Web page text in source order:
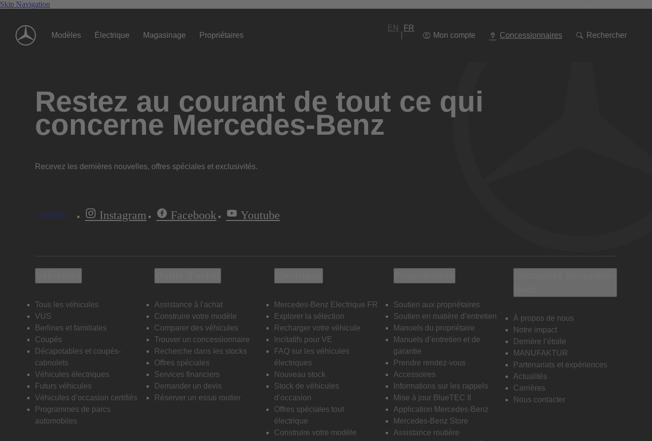
Skip Navigation
Modèles Électrique Magasinage Propriétaires
EN
FR
Mon compte
Concessionnaires Rechercher
à
Restez au courant de tout ce qui
concerne Mercedes-Benz
Recevez les dernières nouvelles, offres spéciales et exclusivités.
S'abonner Instagram Facebook Youtube
Tous les véhicules
VUS
Berlines et familiales
Coupés
Décapotables et coupés-
cabriolets
Véhicules électriques
Futurs véhicules
Véhicules d’occasion certifiés
Programmes de parcs
automobiles
Assistance à l'achat
Construire votre modèle
Comparer des véhicules
Trouver un concessionnaire
Recherche dans les stocks
Offres spéciales
Services financiers
Demander un devis
Réserver un essai routier
Mercedes-Benz Electrique FR
Explorer la sélection
Recharger votre véhicule
Incitatifs pour VE
FAQ sur les véhicules
électriques
Nouveau stock
Stock de véhicules
d’occasion
Offres spéciales tout
électrique
Construire votre modèle
Soutien aux propriétaires
Soutien en matière d’entretien
Manuels du propriétaire
Manuels d’entretien et de
garantie
Prendre rendez-vous
Accessoires
Informations sur les rappels
Mise à jour BlueTEC II
Application Mercedes-Benz
Mercedes-Benz Store
Assistance routière
À propos de nous
Notre impact
Derrière l’étoile
MANUFAKTUR
Partenariats et expériences
Actualités
Carrières
Nous contacter